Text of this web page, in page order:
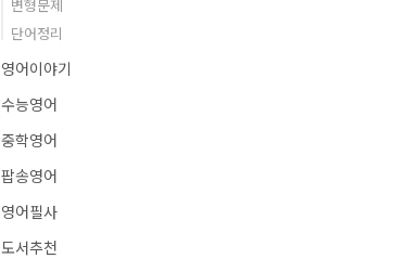
변형문제
단어정리
영어이야기
수능영어
중학영어
팝송영어
영어필사
도서추천